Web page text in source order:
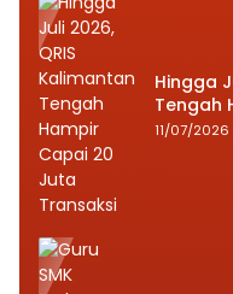
Hingga
Tengah
11/07/2026